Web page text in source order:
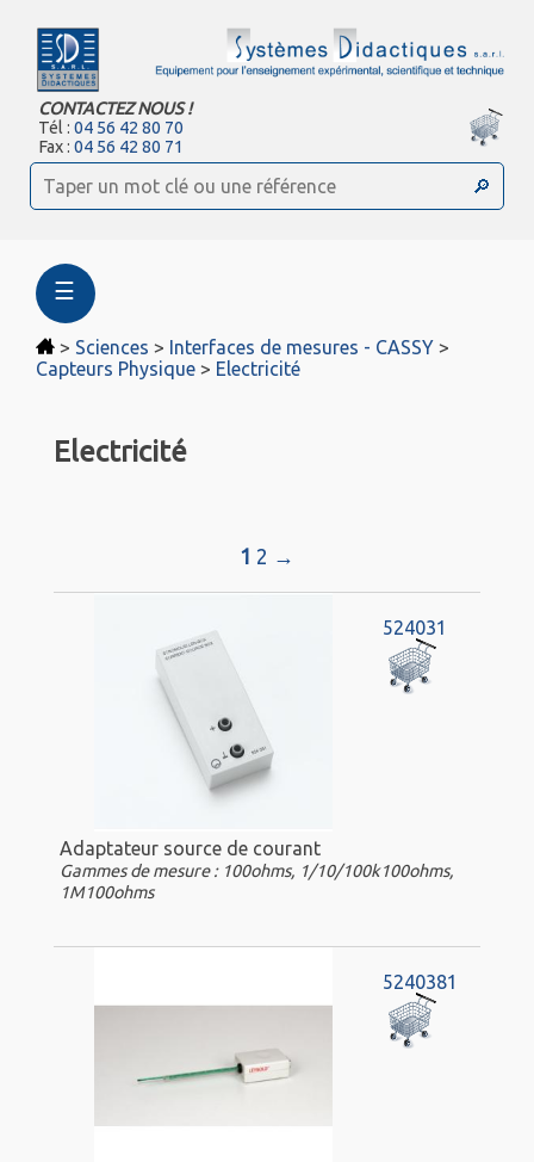
CONTACTEZ NOUS !
Tél :04 56 42 80 70
Fax :04 56 42 80 71
☰
> Sciences > Interfaces de mesures - CASSY >
Capteurs Physique > Electricité
Electricité
1 2 →
524031
Adaptateur source de courant
Gammes de mesure : 100ohms, 1/10/100k100ohms,
1M100ohms
5240381